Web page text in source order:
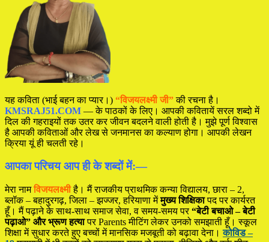
यह कविता (भाई बहन का प्यार।) “विजयलक्ष्मी जी”की रचना है।
KMSRAJ51.COM — के पाठकों के लिए। आपकी कवितायें सरल शब्दो में
दिल की गहराइयों तक उतर कर जीवन बदलने वाली होती है। मुझे पूर्ण विश्वास
है आपकी कविताओं और लेख से जनमानस का कल्याण होगा। आपकी लेखन
क्रिया यूं ही चलती रहे।
आपका परिचय आप ही के शब्दों में:—
मेरा नामविजयलक्ष्मीहै। मैं राजकीय प्राथमिक कन्या विद्यालय, छारा – 2,
ब्लॉक – बहादुरगढ़, जिला – झज्जर, हरियाणा मेंमुख्य शिक्षिकापद पर कार्यरत
हूँ। मैं पढ़ाने के साथ-साथ समाज सेवा, व समय-समय पर“बेटी बचाओ – बेटी
पढ़ाओ” और भ्रूण हत्यापर Parents मीटिंग लेकर उनको समझाती हूँ। स्कूल
शिक्षा में सुधार करते हुए बच्चों में मानसिक मजबूती को बढ़ावा देना।कोविड –